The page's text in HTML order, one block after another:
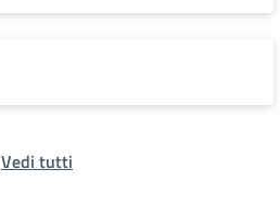
Vedi tutti